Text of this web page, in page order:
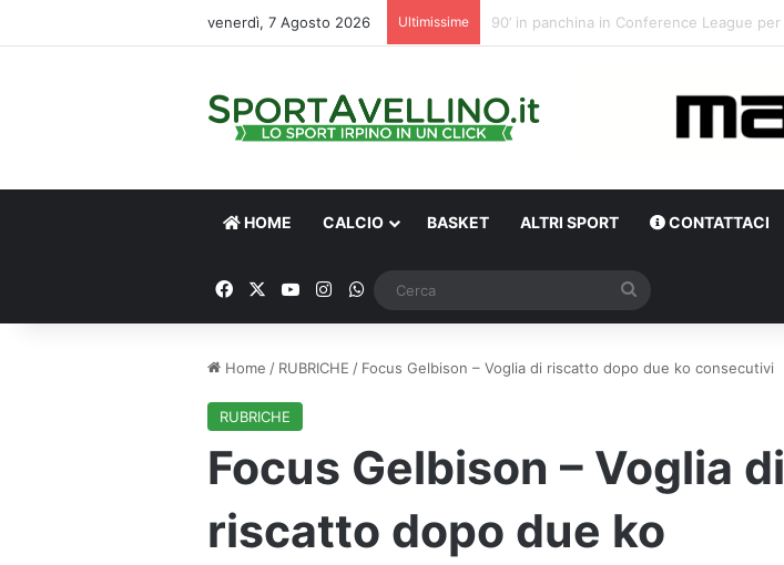
venerdì, 7 Agosto 2026 Ultimissime
HOME CALCIO BASKET ALTRI SPORT CONTATTACI
FacebookYou TubeInstagram
WhatsApp
Home / RUBRICHE / Focus Gelbison – Voglia di riscatto dopo due ko consecutivi
RUBRICHE
Focus Gelbison – Voglia di
riscatto dopo due ko